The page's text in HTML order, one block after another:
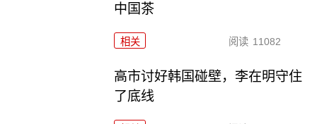
中国茶
相关 阅读 11082
高市讨好韩国碰壁，李在明守住
了底线